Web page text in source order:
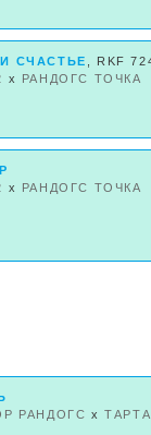
СЧАСТЬЕ
, RKF
x РАНДОГС ТОЧКА
x РАНДОГС ТОЧКА
РАНДОГС x